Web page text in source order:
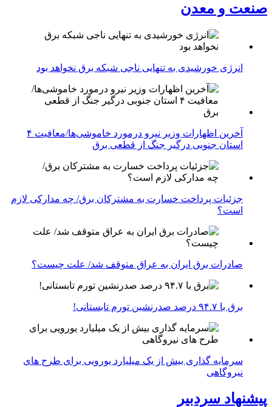
صنعت و معدن
انرژی خورشیدی به تنهایی ناجی شبکه برق نخواهد بود
آخرین اظهارات وزیر نیرو درمورد خاموشی‌ها/معافیت ۴
استان جنوبی درگیر جنگ از قطعی برق
جزئیات پرداخت خسارت به مشترکان برق/ چه مدارکی لازم
است؟
صادرات برق ایران به عراق متوقف شد/ علت چیست؟
برق با ۹۴.۷ درصد صدرنشین تورم تابستانی!
سرمایه گذاری بیش از یک میلیارد یورویی برای طرح های
نیروگاهی
پیشنهاد سردبیر